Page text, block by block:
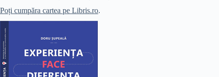
Poți cumpăra cartea pe Libris.ro.